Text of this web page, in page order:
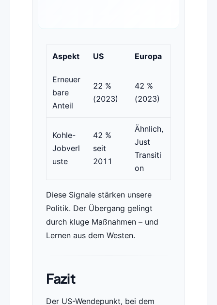
Aspekt US Europa
Erneuer
bare
Anteil
22 %
(2023)
42 %
(2023)
Kohle-
Jobverl
uste
42 %
seit
2011
Ähnlich,
Just
Transiti
on
Diese Signale stärken unsere
Politik. Der Übergang gelingt
durch kluge Maßnahmen – und
Lernen aus dem Westen.
Fazit
Der US-Wendepunkt, bei dem